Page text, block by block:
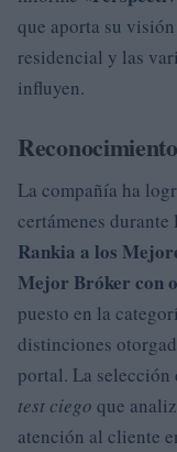
que aporta su
residencial y las
influyen.
La compañía ha
certámenes
Rankia a los
Mejor Bróker con
puesto en la
distinciones
portal. La selección
test ciego que
atención al cliente